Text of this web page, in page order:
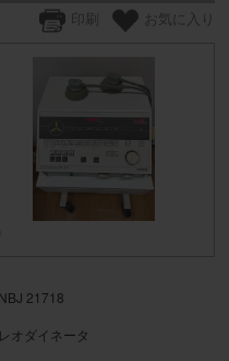
お気に入り
印刷
NBJ 21718
オダイネータ